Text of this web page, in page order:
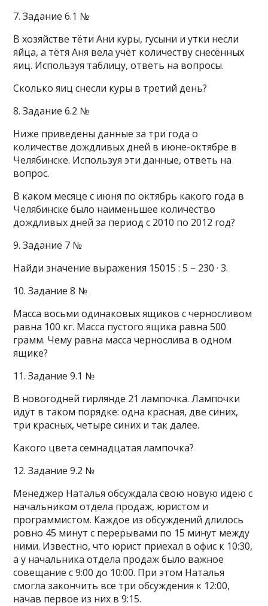
7. Задание 6.1 №
В хозяйстве тёти Ани куры, гусыни и утки несли
яйца, а тётя Аня вела учёт количеству снесённых
яиц. Используя таблицу, ответь на вопросы.
Сколько яиц снесли куры в третий день?
8. Задание 6.2 №
Ниже приведены данные за три года о
количестве дождливых дней в июне-октябре в
Челябинске. Используя эти данные, ответь на
вопрос.
В каком месяце с июня по октябрь какого года в
Челябинске было наименьшее количество
дождливых дней за период с 2010 по 2012 год?
9. Задание 7 №
Найди значение выражения 15015 : 5 − 230 · 3.
10. Задание 8 №
Масса восьми одинаковых ящиков с черносливом
равна 100 кг. Масса пустого ящика равна 500
грамм. Чему равна масса чернослива в одном
ящике?
11. Задание 9.1 №
В новогодней гирлянде 21 лампочка. Лампочки
идут в таком порядке: одна красная, две синих,
три красных, четыре синих и так далее.
Какого цвета семнадцатая лампочка?
12. Задание 9.2 №
Менеджер Наталья обсуждала свою новую идею с
начальником отдела продаж, юристом и
программистом. Каждое из обсуждений длилось
ровно 45 минут с перерывами по 15 минут между
ними. Известно, что юрист приехал в офис к 10:30,
а у начальника отдела продаж было важное
совещание с 9:00 до 10:00. При этом Наталья
смогла закончить все три обсуждения к 12:00,
начав первое из них в 9:15.